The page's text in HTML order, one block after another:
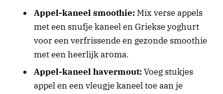
Appel-kaneel smoothie: Mix verse appels
met een snufje kaneel en Griekse yoghurt
voor een verfrissende en gezonde smoothie
met een heerlijk aroma.
Appel-kaneel havermout: Voeg stukjes
appel en een vleugje kaneel toe aan je